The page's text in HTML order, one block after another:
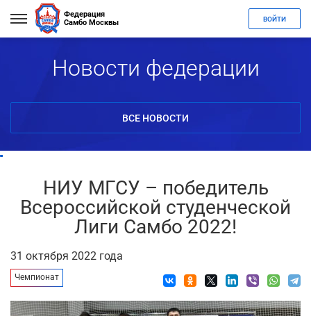
Федерация
Самбо Москвы
ВОЙТИ
Новости федерации
ВСЕ НОВОСТИ
НИУ МГСУ – победитель
Всероссийской студенческой
Лиги Самбо 2022!
31 октября 2022 года
Чемпионат